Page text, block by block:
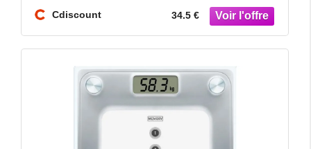
Cdiscount 34.5 €